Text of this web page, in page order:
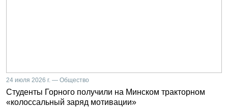
24 июля 2026 г. — Общество
Студенты Горного получили на Минском тракторном
«колоссальный заряд мотивации»